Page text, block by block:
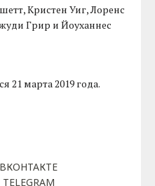
Кристен Уиг, Лоренс
Грир и Йоуханнес
21 марта 2019 года.
ВКОНТАКТЕ
TELEGRAM